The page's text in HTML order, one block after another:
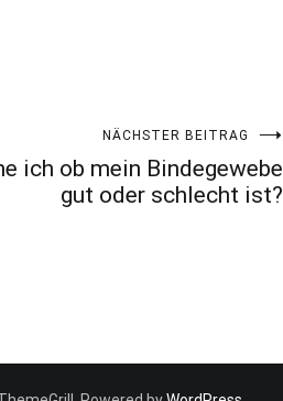
NÄCHSTER BEITRAG
ich ob mein Bindegewebe
gut oder schlecht ist?